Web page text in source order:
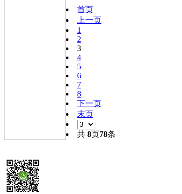
首页
上一页
1
2
3
4
5
6
7
8
下一页
末页
共 8页78条